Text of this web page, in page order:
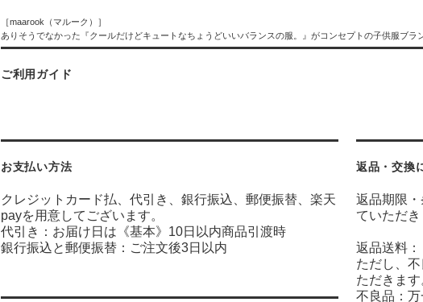
［maarook（マルーク）］
ありそうでなかった『クールだけどキュートなちょうどいいバランスの服。』がコンセプトの子供服ブラ
ご利用ガイド
お支払い方法
クレジットカード払、代引き、銀行振込、郵便振替、楽天
payを用意してございます。
代引き：お届け日は《基本》10日以内商品引渡時
銀行振込と郵便振替：ご注文後3日以内
返品・交換
返品期限
ていただ
返品送料
ただし、
ただきます
不良品：